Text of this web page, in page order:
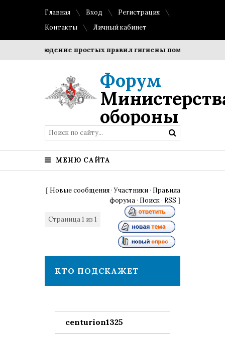
Главная Вход
Регистрация
Контакты
Личный кабинет
Соблюдение простых правил гигиены помогает
Форум
обороны
МЕНЮ САЙТА
[ Новые сообщения ·Участники · Правила
форума · Поиск · RSS ]
Страница1 из 1
КТО ПОДСКАЖЕТ
centurion1325